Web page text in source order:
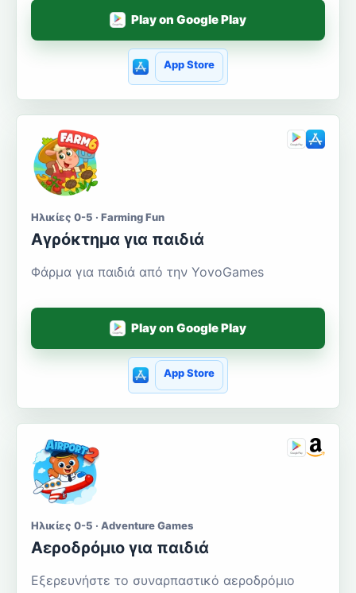
Play on Google Play
App Store
Ηλικίες 0-5 · Farming Fun
Αγρόκτημα για παιδιά
Φάρμα για παιδιά από την YovoGames
Play on Google Play
App Store
Ηλικίες 0-5 · Adventure Games
Αεροδρόμιο για παιδιά
Εξερευνήστε το συναρπαστικό αεροδρόμιο